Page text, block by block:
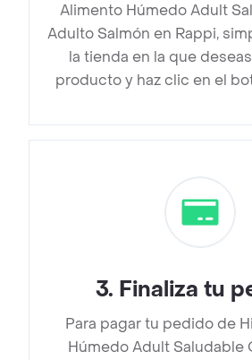
Alimento Húmedo Adult
Adulto Salmón en Rappi,
la tienda en la que
producto y haz clic en el
3. Finaliza tu
Para pagar tu pedido de
Húmedo Adult Saludable